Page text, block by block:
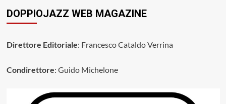
DOPPIOJAZZ WEB MAGAZINE
Direttore Editoriale: Francesco Cataldo Verrina
Condirettore: Guido Michelone